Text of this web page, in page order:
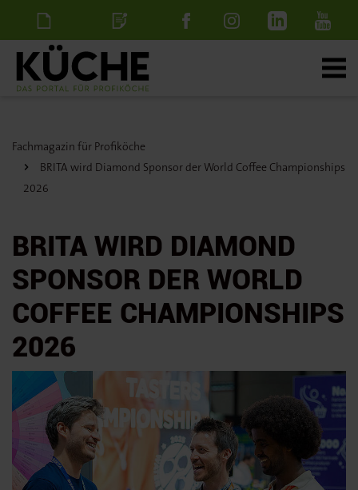
NewsletterStellenanzeige
Fachmagazin für Profiköche
BRITA wird Diamond Sponsor der World Coffee Championships
2026
BRITA WIRD DIAMOND
SPONSOR DER WORLD
COFFEE CHAMPIONSHIPS
2026